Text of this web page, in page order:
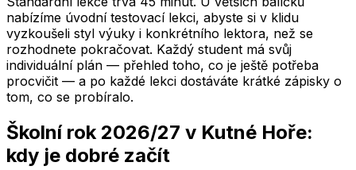
nabízíme úvodní testovací lekci, abyste si v klidu
vyzkoušeli styl výuky i konkrétního lektora, než se
rozhodnete pokračovat. Každý student má svůj
individuální plán — přehled toho, co je ještě potřeba
procvičit — a po každé lekci dostáváte krátké zápisky o
tom, co se probíralo.
Školní rok 2026/27 v Kutné Hoře:
kdy je dobré začít